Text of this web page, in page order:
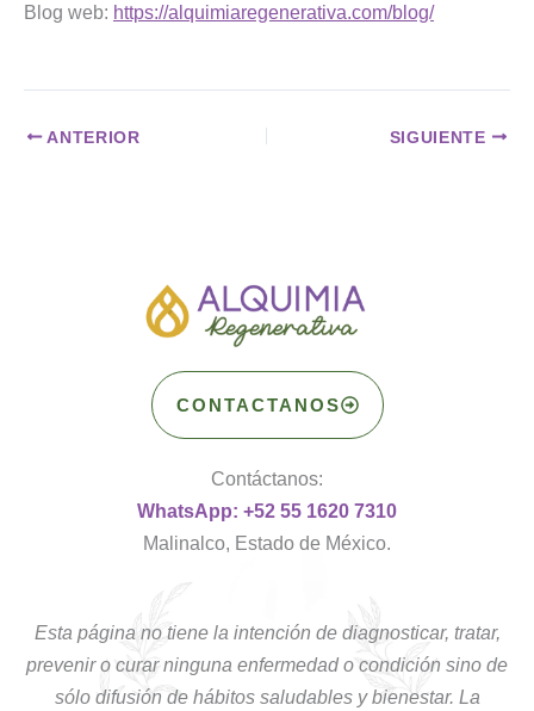
Blog web: https://alquimiaregenerativa.com/blog/
ANTERIOR SIGUIENTE
CONTACTANOS
Contáctanos:
WhatsApp: +52 55 1620 7310
Malinalco, Estado de México.
Esta página no tiene la intención de diagnosticar, tratar,
prevenir o curar ninguna enfermedad o condición sino de
sólo difusión de hábitos saludables y bienestar. La